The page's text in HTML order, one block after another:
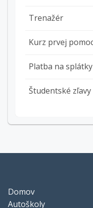
Trenažér
Kurz prvej
Platba na splátky
Študentské zľavy
Domov
Autoškoly